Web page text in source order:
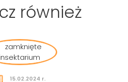
również
15.02.2024 r.